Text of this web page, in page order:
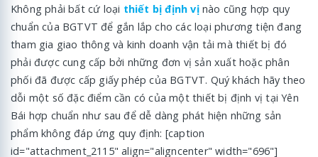
Không phải bất cứ loại thiết bị định vịnào cũng hợp quy
chuẩn của BGTVT để gắn lắp cho các loại phương tiện đang
tham gia giao thông và kinh doanh vận tải mà thiết bị đó
phải được cung cấp bởi những đơn vị sản xuất hoặc phân
phối đã được cấp giấy phép của BGTVT. Quý khách hãy theo
dỗi một số đặc điểm cần có của một thiết bị định vị tại Yên
Bái hợp chuẩn như sau để dễ dàng phát hiện những sản
phẩm không đáp ứng quy định: [caption
id="attachment_2115" align="aligncenter" width="696"]